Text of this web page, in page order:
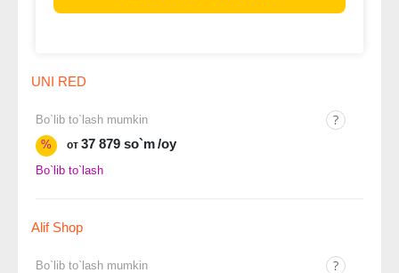
UNI RED
Bo`lib to`lash mumkin
%
от 37 879 so`m/oy
Bo`lib to`lash
Alif Shop
Bo`lib to`lash mumkin